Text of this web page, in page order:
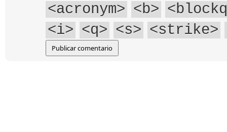
<acronym> <b>
<i> <q> <s> <strike>